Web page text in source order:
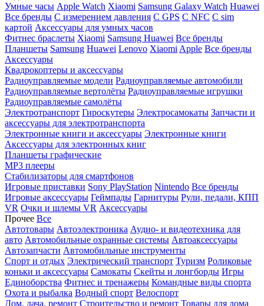
Умные часы Apple Watch Xiaomi Samsung Galaxy Watch Huawei
Все бренды C измерением давления C GPS C NFC C sim
картой Аксессуары для умных часов
Фитнес браслеты Xiaomi Samsung Huawei Все бренды
Планшеты Samsung Huawei Lenovo Xiaomi Apple Все бренды
Аксессуары
Квадрокоптеры и аксессуары
Радиоуправляемые модели Радиоуправляемые автомобили
Радиоуправляемые вертолёты Радиоуправляемые игрушки
Радиоуправляемые самолёты
Электротранспорт Гироскутеры Электросамокаты Запчасти и
аксессуары для электротранспорта
Электронные книги и аксессуары Электронные книги
Аксессуары для электронных книг
Планшеты графические
MP3 плееры
Стабилизаторы для смартфонов
Игровые приставки Sony PlayStation Nintendo Все бренды
Игровые аксессуары Геймпады Гарнитуры Рули, педали, КПП
VR Очки и шлемы VR Аксессуары
Прочее Все
Автотовары Автоэлектроника Аудио- и видеотехника для
авто Автомобильные охранные системы Автоаксессуары
Автозапчасти Автомобильные инструменты
Спорт и отдых Электрический транспорт Туризм Роликовые
коньки и аксессуары Самокаты Скейты и лонгборды Игры
Единоборства Фитнес и тренажеры Командные виды спорта
Охота и рыбалка Водный спорт Велоспорт
Дом, дача, ремонт Строительство и ремонт Товары для дома